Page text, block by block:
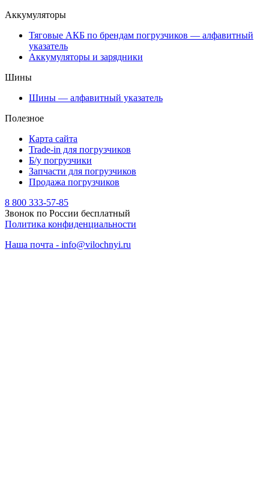
Аккумуляторы
Тяговые АКБ по брендам погрузчиков — алфавитный
указатель
Аккумуляторы и зарядники
Шины
Шины — алфавитный указатель
Полезное
Карта сайта
Trade-in для погрузчиков
Б/у погрузчики
Запчасти для погрузчиков
Продажа погрузчиков
8 800 333-57-85
Звонок по России бесплатный
Политика конфиденциальности
Наша почта - info@vilochnyi.ru